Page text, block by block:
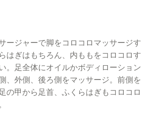
ージャーで脚をコロコロマッサージす
はぎはもちろん、内ももをコロコロす
。足全体にオイルかボディローション
、外側、後ろ側をマッサージ。前側を
の甲から足首、ふくらはぎもコロコロ